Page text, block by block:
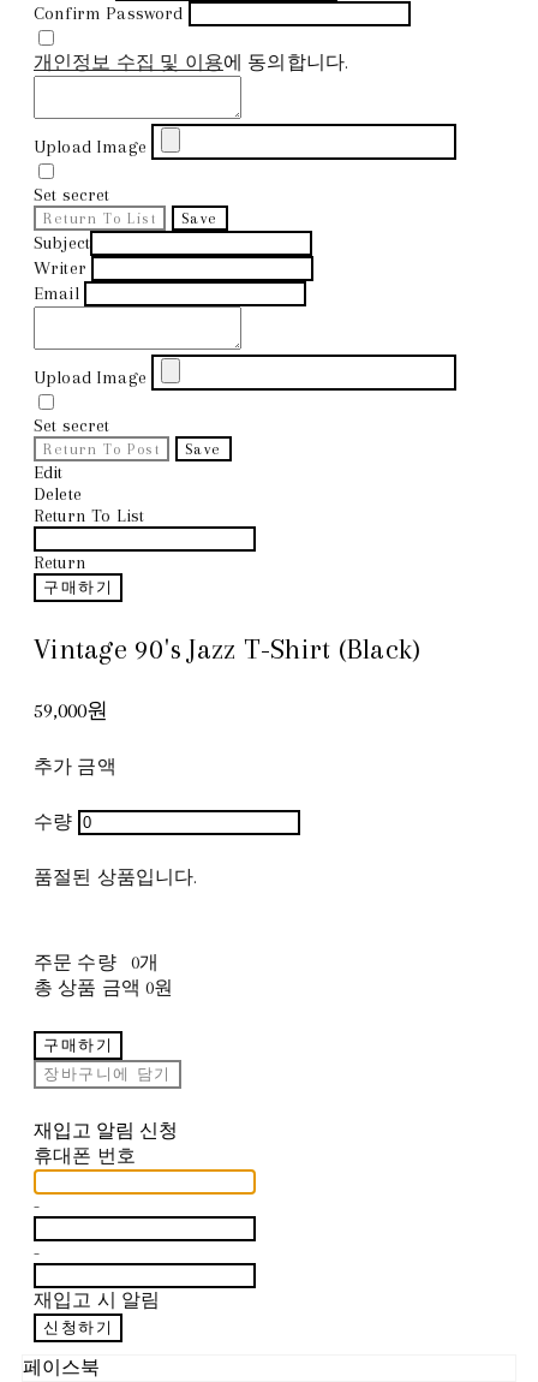
Confirm Password
개인정보 수집 및 이용에 동의합니다.
Upload Image
Set secret
Return To List Save
Subject
Writer
Email
Upload Image
Set secret
Return To Post Save
Edit
Delete
Return To List
Return
구매하기
Vintage 90's Jazz T-Shirt (Black)
59,000원
추가 금액
수량
품절된 상품입니다.
주문 수량
0개
총 상품 금액 0원
구매하기
장바구니에 담기
재입고 알림 신청
휴대폰 번호
-
-
재입고 시 알림
신청하기
페이스북